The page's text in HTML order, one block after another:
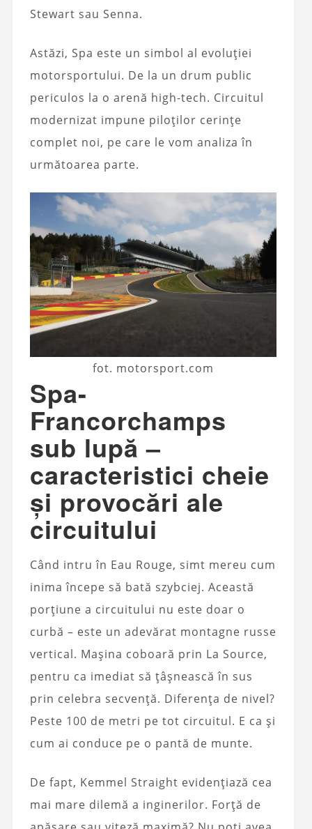
Stewart sau Senna.
Astăzi, Spa este un simbol al evoluției
motorsportului. De la un drum public
periculos la o arenă high-tech. Circuitul
modernizat impune piloților cerințe
complet noi, pe care le vom analiza în
următoarea parte.
fot. motorsport.com
Spa-
Francorchamps
sub lupă –
caracteristici cheie
și provocări ale
circuitului
Când intru în Eau Rouge, simt mereu cum
inima începe să bată szybciej. Această
porțiune a circuitului nu este doar o
curbă – este un adevărat montagne russe
vertical. Mașina coboară prin La Source,
pentru ca imediat să țâșnească în sus
prin celebra secvență. Diferența de nivel?
Peste 100 de metri pe tot circuitul. E ca și
cum ai conduce pe o pantă de munte.
De fapt, Kemmel Straight evidențiază cea
mai mare dilemă a inginerilor. Forță de